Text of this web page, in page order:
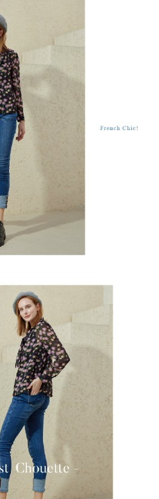
取消之訂單仍視為有效，需透過AFTEE先享
享後付 」之結帳頁面顯示為準，若有關於
退款等相關疑問，請聯繫「AFTEE先享後付
support/home
司提供之「AFTEE先享後付」服務完成之交
供個人資料，並將交易相關給付款項請求債
。
瀏覽以下網址：
法定代理人或監護人之同意方可使用
意申辦者引起之損失，本公司不負相關責
，將依據個別帳號之用戶狀況，依本公司即
仍有額度不足之情形，本公司將視審查結果
用他人資訊註冊。若發現惡意使用之情形，
止該用戶之使用額度並採取法律行動。
運
以上)免運費
以上)免運費